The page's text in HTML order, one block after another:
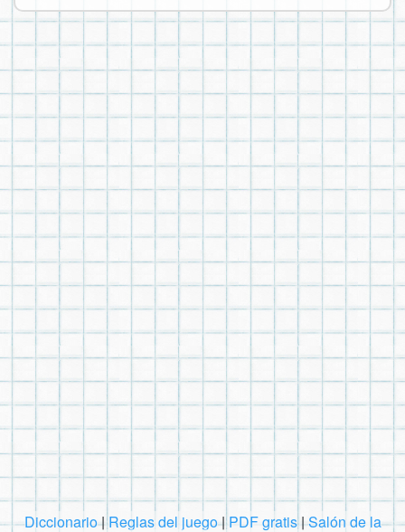
Diccionario| Reglas del juego| PDF gratis|Salón de la